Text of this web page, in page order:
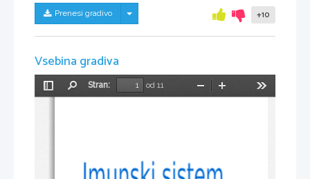
Prenesi gradivo Skrij/prikaži meni +10
Vsebina gradiva
Preklopi
Stran:
od 11
Pomanjšaj